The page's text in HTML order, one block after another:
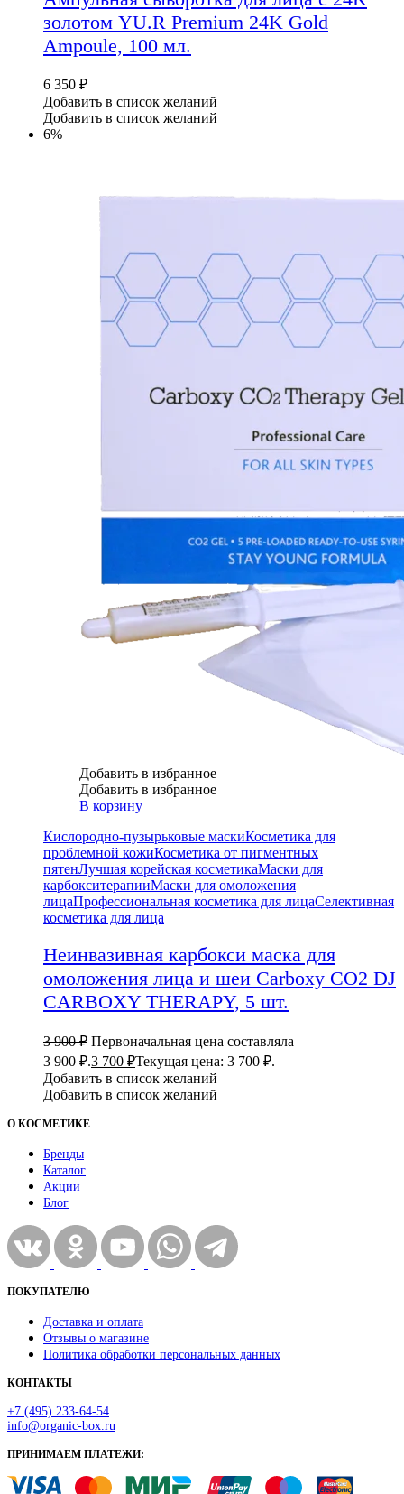
золотом YU.R Premium 24K Gold
Ampoule, 100 мл.
6 350 ₽
Добавить в список желаний
Добавить в список желаний
6%
Добавить в избранное
Добавить в избранное
В корзину
Кислородно-пузырьковые маскиКосметика для
проблемной кожиКосметика от пигментных
пятенЛучшая корейская косметикаМаски для
карбокситерапииМаски для омоложения
лицаПрофессиональная косметика для лицаСелективная
косметика для лица
Неинвазивная карбокси маска для
омоложения лица и шеи Carboxy CO2 DJ
CARBOXY THERAPY, 5 шт.
3 900₽ Первоначальная цена составляла
3 900 ₽.3 700 ₽Текущая цена: 3 700 ₽.
Добавить в список желаний
Добавить в список желаний
О КОСМЕТИКЕ
Бренды
Каталог
Акции
Блог
ПОКУПАТЕЛЮ
Доставка и оплата
Отзывы о магазине
Политика обработки персональных данных
КОНТАКТЫ
+7 (495) 233-64-54
info@organic-box.ru
ПРИНИМАЕМ ПЛАТЕЖИ: